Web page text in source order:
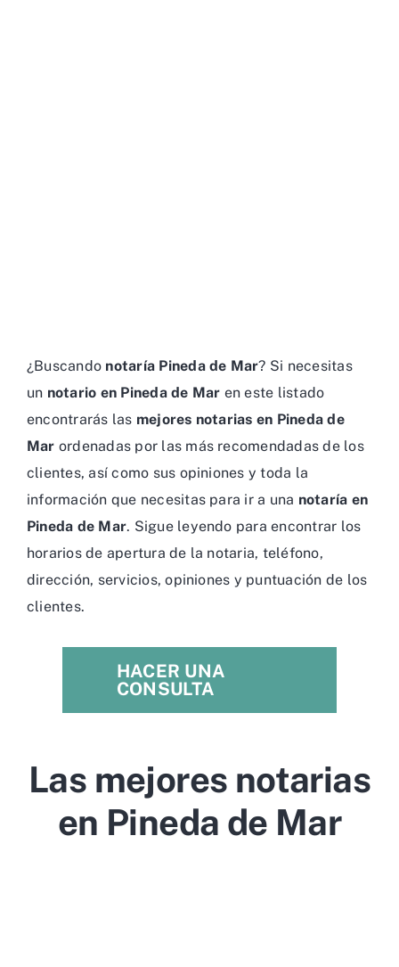
¿Buscando notaría Pineda de Mar? Si necesitas
un notario en Pineda de Mar en este listado
encontrarás las mejores notarias en Pineda de
Mar ordenadas por las más recomendadas de los
clientes, así como sus opiniones y toda la
información que necesitas para ir a una notaría en
Pineda de Mar. Sigue leyendo para encontrar los
horarios de apertura de la notaria, teléfono,
dirección, servicios, opiniones y puntuación de los
clientes.
HACER UNA
CONSULTA
Las mejores notarias
en Pineda de Mar